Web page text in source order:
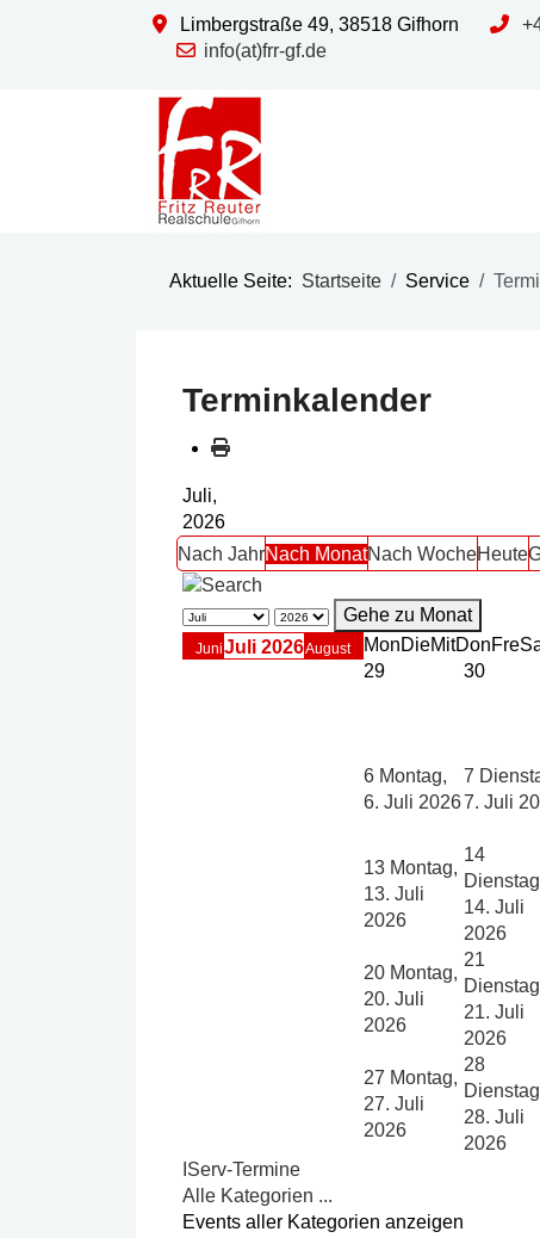
Limbergstraße 49, 38518 Gifhorn
info(at)frr-gf.de
Aktuelle Seite: Startseite Service
Terminkalender
Juli,
2026
Nach JahrNach MonatNach WocheHeute
Gehe zu Monat
JuniJuli 2026August MonDieMitDonFre
29
30
6 Montag,
6. Juli 2026
7
7. Juli
13 Montag,
13. Juli
2026
14
14. Juli
2026
20 Montag,
20. Juli
2026
21
21. Juli
2026
27 Montag,
27. Juli
2026
28
28. Juli
2026
IServ-Termine
Alle Kategorien ...
Events aller Kategorien anzeigen